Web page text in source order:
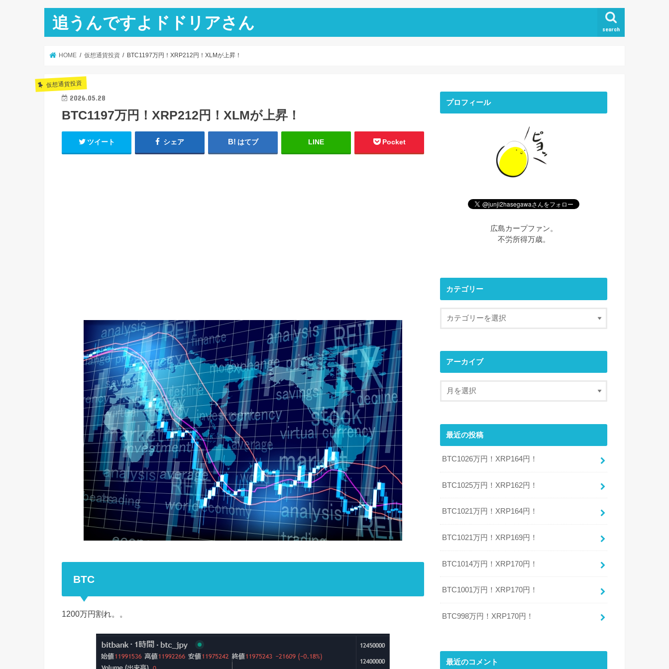
追うんですよドドリアさん search
HOME 仮想通貨投資 BTC1197万円！XRP212円！XLMが上昇！
仮想通貨投資
2026.05.28
BTC1197万円！XRP212円！XLMが上昇！
ツイート シェア はてブ LINE Pocket
BTC
1200万円割れ。。
プロフィール
広島カープファン。
不労所得万歳。
カテゴリー
アーカイブ
最近の投稿
BTC1026万円！XRP164円！
BTC1025万円！XRP162円！
BTC1021万円！XRP164円！
BTC1021万円！XRP169円！
BTC1014万円！XRP170円！
BTC1001万円！XRP170円！
BTC998万円！XRP170円！
最近のコメント